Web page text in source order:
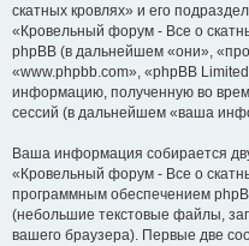
скатных кровлях» и его
«Кровельный форум - Все о
phpBB (в дальнейшем «они»,
«www.phpbb.com», «phpBB
информацию, полученную во
сессий (в дальнейшем «ваша
Ваша информация собирается
«Кровельный форум - Все о
программным обеспечением
(небольшие текстовые файлы,
вашего браузера). Первые две